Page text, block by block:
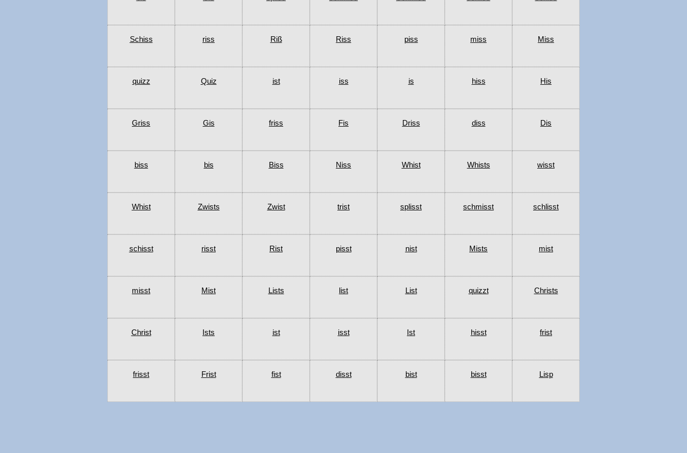
Schiss riss Riß Riss piss miss Miss
quizz Quiz ist iss is hiss His
Griss Gis friss Fis Driss diss Dis
biss bis Biss Niss Whist Whists wisst
Whist Zwists Zwist trist splisst schmisst schlisst
schisst risst Rist pisst nist Mists mist
misst Mist Lists list List quizzt Christs
Christ Ists ist isst Ist hisst frist
frisst Frist fist disst bist bisst Lisp